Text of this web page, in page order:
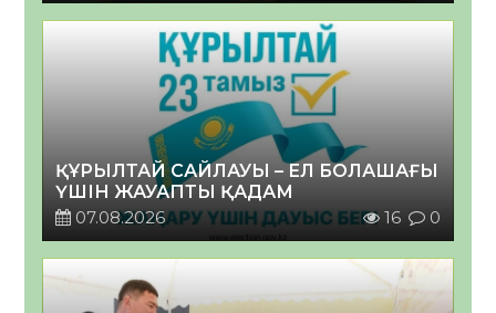
ҚҰРЫЛТАЙ САЙЛАУЫ – ЕЛ БОЛАШАҒЫ
ҮШІН ЖАУАПТЫ ҚАДАМ
07.08.2026
16 0